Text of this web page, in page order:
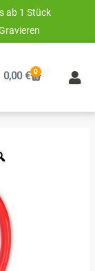
ab 1 Stück
0,00€ 0
Warenkorb